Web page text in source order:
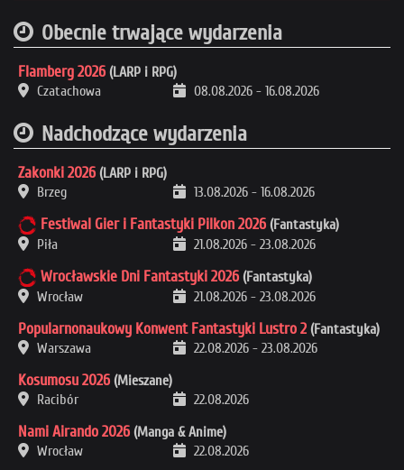
Obecnie trwające wydarzenia
Flamberg 2026 (LARP i RPG)
Czatachowa
08.08.2026 - 16.08.2026
Nadchodzące wydarzenia
Zakonki 2026 (LARP i RPG)
Brzeg
13.08.2026 - 16.08.2026
Festiwal Gier i Fantastyki Pilkon 2026 (Fantastyka)
Piła
21.08.2026 - 23.08.2026
Wrocławskie Dni Fantastyki 2026 (Fantastyka)
Wrocław
21.08.2026 - 23.08.2026
Popularnonaukowy Konwent Fantastyki Lustro 2 (Fantastyka)
Warszawa
22.08.2026 - 23.08.2026
Kosumosu 2026 (Mieszane)
Racibór
22.08.2026
Nami Airando 2026 (Manga & Anime)
Wrocław
22.08.2026